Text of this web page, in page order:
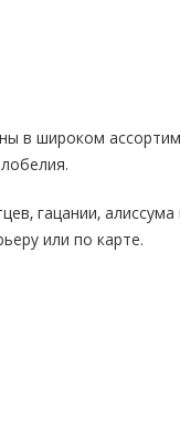
в широком
гацании,
или по карте.